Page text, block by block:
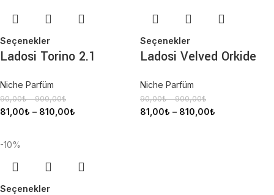
Seçenekler
Ladosi Torino 2.1
Niche Parfüm
90,00₺ –900,00₺
81,00₺ – 810,00₺
Seçenekler
Ladosi Velved Orkide
Niche Parfüm
90,00₺ –900,00₺
81,00₺ – 810,00₺
-10%
Seçenekler